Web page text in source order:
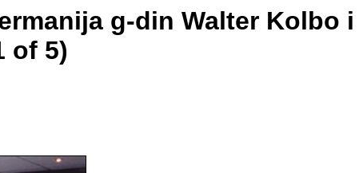
g-din Walter Kolbo i
of 5)